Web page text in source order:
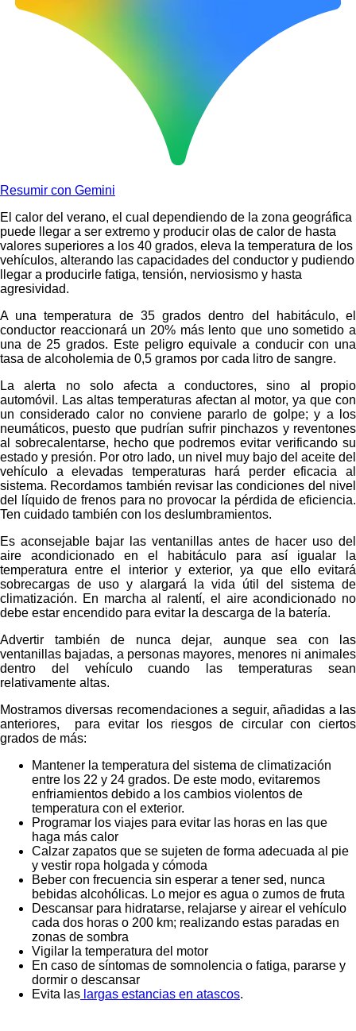
Resumir con Gemini
El calor del verano, el cual dependiendo de la zona geográfica
puede llegar a ser extremo y producir olas de calor de hasta
valores superiores a los 40 grados, eleva la temperatura de los
vehículos, alterando las capacidades del conductor y pudiendo
llegar a producirle fatiga, tensión, nerviosismo y hasta
agresividad.
A una temperatura de 35 grados dentro del habitáculo, el
conductor reaccionará un 20% más lento que uno sometido a
una de 25 grados. Este peligro equivale a conducir con una
tasa de alcoholemia de 0,5 gramos por cada litro de sangre.
La alerta no solo afecta a conductores, sino al propio
automóvil. Las altas temperaturas afectan al motor, ya que con
un considerado calor no conviene pararlo de golpe; y a los
neumáticos, puesto que pudrían sufrir pinchazos y reventones
al sobrecalentarse, hecho que podremos evitar verificando su
estado y presión. Por otro lado, un nivel muy bajo del aceite del
vehículo a elevadas temperaturas hará perder eficacia al
sistema. Recordamos también revisar las condiciones del nivel
del líquido de frenos para no provocar la pérdida de eficiencia.
Ten cuidado también con los deslumbramientos.
Es aconsejable bajar las ventanillas antes de hacer uso del
aire acondicionado en el habitáculo para así igualar la
temperatura entre el interior y exterior, ya que ello evitará
sobrecargas de uso y alargará la vida útil del sistema de
climatización. En marcha al ralentí, el aire acondicionado no
debe estar encendido para evitar la descarga de la batería.
Advertir también de nunca dejar, aunque sea con las
ventanillas bajadas, a personas mayores, menores ni animales
dentro del vehículo cuando las temperaturas sean
relativamente altas.
Mostramos diversas recomendaciones a seguir, añadidas a las
anteriores, para evitar los riesgos de circular con ciertos
grados de más:
Mantener la temperatura del sistema de climatización
entre los 22 y 24 grados. De este modo, evitaremos
enfriamientos debido a los cambios violentos de
temperatura con el exterior.
Programar los viajes para evitar las horas en las que
haga más calor
Calzar zapatos que se sujeten de forma adecuada al pie
y vestir ropa holgada y cómoda
Beber con frecuencia sin esperar a tener sed, nunca
bebidas alcohólicas. Lo mejor es agua o zumos de fruta
Descansar para hidratarse, relajarse y airear el vehículo
cada dos horas o 200 km; realizando estas paradas en
zonas de sombra
Vigilar la temperatura del motor
En caso de síntomas de somnolencia o fatiga, pararse y
dormir o descansar
Evita las largas estancias en atascos.